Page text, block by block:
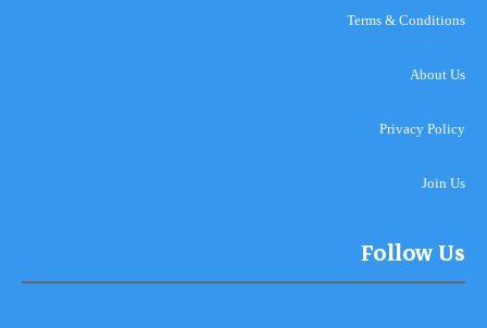
Terms & Conditions
About Us
Privacy Policy
Join Us
Follow Us